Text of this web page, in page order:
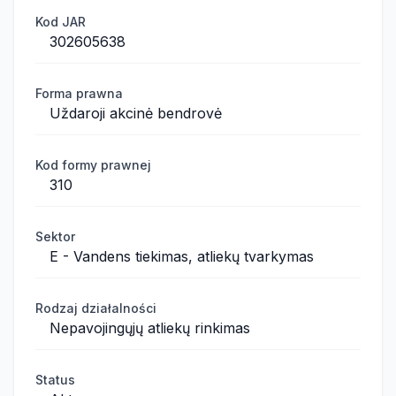
Kod JAR
302605638
Forma prawna
Uždaroji akcinė bendrovė
Kod formy prawnej
310
Sektor
E - Vandens tiekimas, atliekų tvarkymas
Rodzaj działalności
Nepavojingųjų atliekų rinkimas
Status